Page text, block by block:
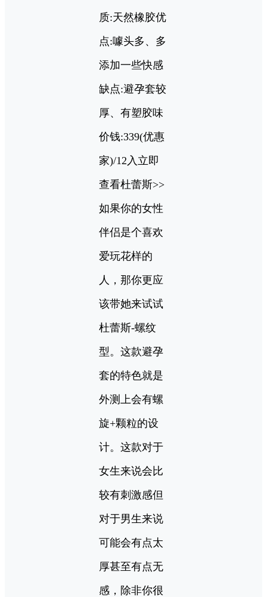
质:天然橡胶优
点:噱头多、多
添加一些快感
缺点:避孕套较
厚、有塑胶味
价钱:339(优惠
家)/12入立即
查看杜蕾斯>>
如果你的女性
伴侣是个喜欢
爱玩花样的
人，那你更应
该带她来试试
杜蕾斯-螺纹
型。这款避孕
套的特色就是
外测上会有螺
旋+颗粒的设
计。这款对于
女生来说会比
较有刺激感但
对于男生来说
可能会有点太
厚甚至有点无
感，除非你很